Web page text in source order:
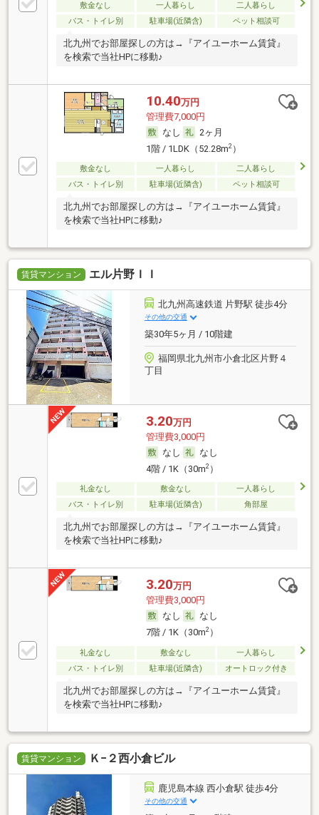
敷金なし 一人暮らし
二人暮らし
バス・トイレ別
駐車場(近隣含) ペット相談可
北九州でお部屋探しの方は→『アイユーホーム賃貸』
を検索で当社HPに移動♪
10.40万円
管理費7,000円
なし
2ヶ月
1階 / 1LDK（52.28m2）
敷金なし 一人暮らし
二人暮らし
バス・トイレ別
駐車場(近隣含) ペット相談可
北九州でお部屋探しの方は→『アイユーホーム賃貸』
を検索で当社HPに移動♪
賃貸マンション エル片野ＩＩ
北九州高速鉄道 片野駅 徒歩4分
その他の交通
築30年5ヶ月 / 10階建
福岡県北九州市小倉北区片野４
丁目
3.20万円
管理費3,000円
なし
なし
4階 / 1K（30m2）
礼金なし 敷金なし
一人暮らし
バス・トイレ別
駐車場(近隣含) 角部屋
北九州でお部屋探しの方は→『アイユーホーム賃貸』
を検索で当社HPに移動♪
3.20万円
管理費3,000円
なし
なし
7階 / 1K（30m2）
礼金なし 敷金なし
一人暮らし
バス・トイレ別
駐車場(近隣含) オートロック付き
北九州でお部屋探しの方は→『アイユーホーム賃貸』
を検索で当社HPに移動♪
賃貸マンション Ｋ−２西小倉ビル
鹿児島本線 西小倉駅 徒歩4分
その他の交通